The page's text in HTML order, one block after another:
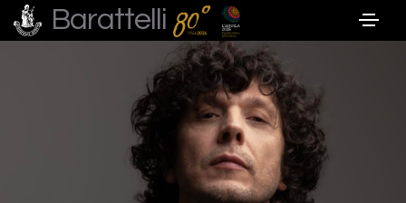
Barattelli